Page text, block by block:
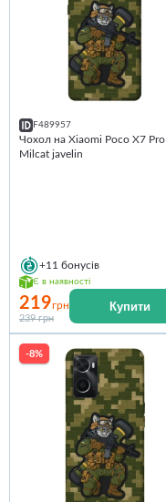
F489957
Чохол на Xiaomi Poco X7 Pro
Milcat javelin
+11 бонусів
Є в наявності
219грн
239 грн
Купити
-8%